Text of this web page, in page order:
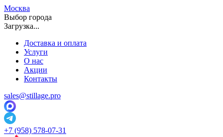
Москва
Выбор города
Загрузка...
Доставка и оплата
Услуги
О нас
Акции
Контакты
sales@stillage.pro
+7 (958) 578-07-31